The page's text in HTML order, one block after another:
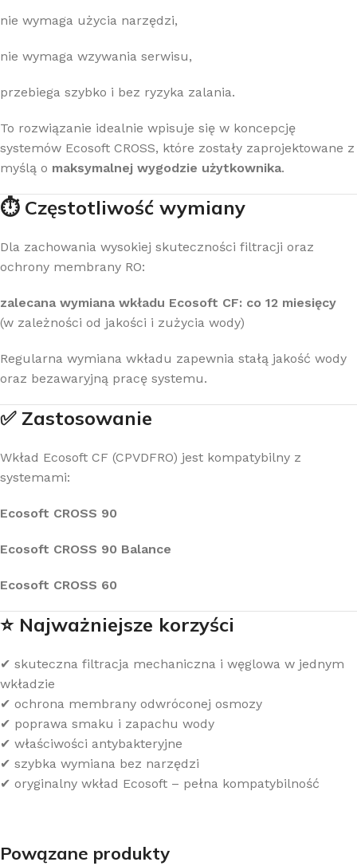
nie wymaga użycia narzędzi,
nie wymaga wzywania serwisu,
przebiega szybko i bez ryzyka zalania.
To rozwiązanie idealnie wpisuje się w koncepcję
systemów Ecosoft CROSS, które zostały zaprojektowane z
myślą o maksymalnej wygodzie użytkownika.
⏱️ Częstotliwość wymiany
Dla zachowania wysokiej skuteczności filtracji oraz
ochrony membrany RO:
zalecana wymiana wkładu Ecosoft CF: co 12 miesięcy
(w zależności od jakości i zużycia wody)
Regularna wymiana wkładu zapewnia stałą jakość wody
oraz bezawaryjną pracę systemu.
✅ Zastosowanie
Wkład Ecosoft CF (CPVDFRO) jest kompatybilny z
systemami:
Ecosoft CROSS 90
Ecosoft CROSS 90 Balance
Ecosoft CROSS 60
⭐ Najważniejsze korzyści
✔ skuteczna filtracja mechaniczna i węglowa w jednym
wkładzie
✔ ochrona membrany odwróconej osmozy
✔ poprawa smaku i zapachu wody
✔ właściwości antybakteryjne
✔ szybka wymiana bez narzędzi
✔ oryginalny wkład Ecosoft – pełna kompatybilność
Powązane produkty